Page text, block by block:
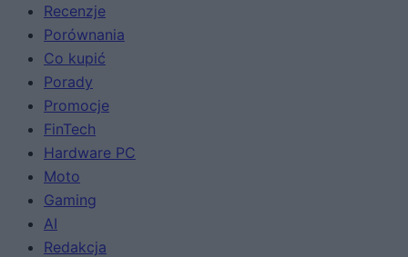
Recenzje
Porównania
Co kupić
Porady
Promocje
FinTech
Hardware PC
Moto
Gaming
AI
Redakcja